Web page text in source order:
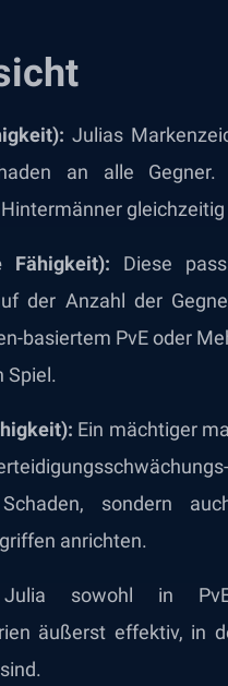
Julias
an alle
Fähigkeit): Diese
der Anzahl der
basiertem PvE oder
Spiel.
Ein mächtiger
sondern
anrichten.
Julia sowohl in
äußerst effektiv, in